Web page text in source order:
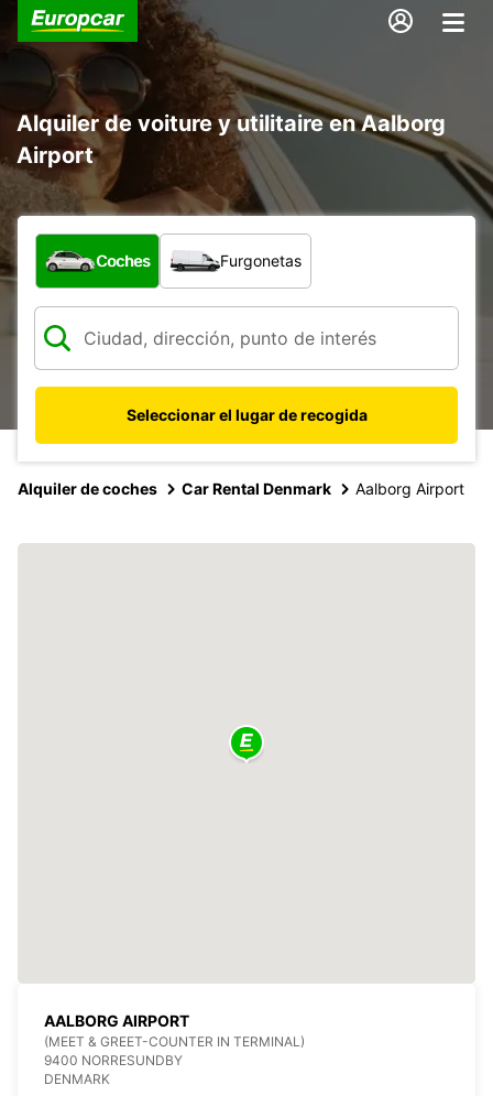
Alquiler de voiture y utilitaire en Aalborg
Airport
¿Qué tipo de vehículo?
Coches Furgonetas
Seleccionar el lugar de recogida
Alquiler de coches Car Rental Denmark Aalborg Airport
AALBORG AIRPORT
(MEET & GREET-COUNTER IN TERMINAL)
9400 NORRESUNDBY
DENMARK